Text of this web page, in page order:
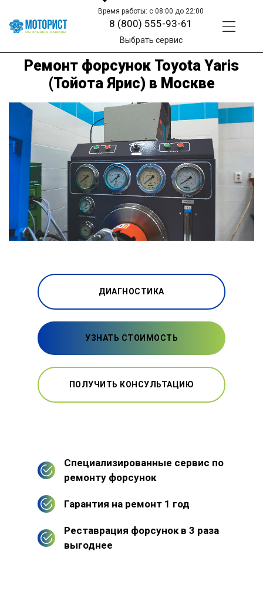
Время работы: с 08:00 до 22:00
8 (800) 555-93-61
Выбрать сервис
Ремонт форсунок Toyota Yaris
(Тойота Ярис) в Москве
ДИАГНОСТИКА
УЗНАТЬ СТОИМОСТЬ
ПОЛУЧИТЬ КОНСУЛЬТАЦИЮ
Специализированные сервис по
ремонту форсунок
Гарантия на ремонт 1 год
Реставрация форсунок в 3 раза
выгоднее